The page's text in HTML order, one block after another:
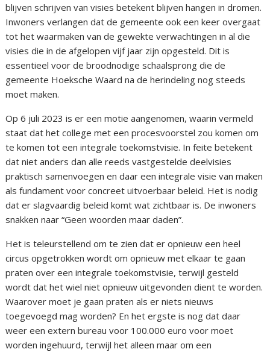
blijven schrijven van visies betekent blijven hangen in dromen.
Inwoners verlangen dat de gemeente ook een keer overgaat
tot het waarmaken van de gewekte verwachtingen in al die
visies die in de afgelopen vijf jaar zijn opgesteld. Dit is
essentieel voor de broodnodige schaalsprong die de
gemeente Hoeksche Waard na de herindeling nog steeds
moet maken.
Op 6 juli 2023 is er een motie aangenomen, waarin vermeld
staat dat het college met een procesvoorstel zou komen om
te komen tot een integrale toekomstvisie. In feite betekent
dat niet anders dan alle reeds vastgestelde deelvisies
praktisch samenvoegen en daar een integrale visie van maken
als fundament voor concreet uitvoerbaar beleid. Het is nodig
dat er slagvaardig beleid komt wat zichtbaar is. De inwoners
snakken naar “Geen woorden maar daden”.
Het is teleurstellend om te zien dat er opnieuw een heel
circus opgetrokken wordt om opnieuw met elkaar te gaan
praten over een integrale toekomstvisie, terwijl gesteld
wordt dat het wiel niet opnieuw uitgevonden dient te worden.
Waarover moet je gaan praten als er niets nieuws
toegevoegd mag worden? En het ergste is nog dat daar
weer een extern bureau voor 100.000 euro voor moet
worden ingehuurd, terwijl het alleen maar om een